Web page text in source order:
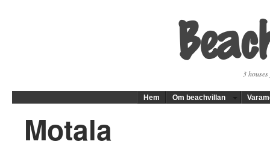
3
Hem Om beachvillan
Motala